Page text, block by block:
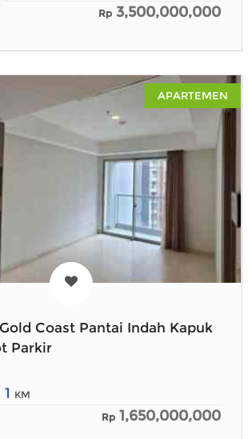
Rp 3,500,000,000
APARTEMEN
Coast Pantai Indah Kapuk
Parkir
1 KM
Rp 1,650,000,000